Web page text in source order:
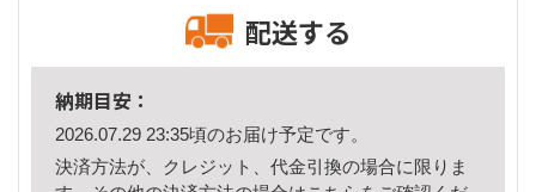
配送する
納期目安：
2026.07.29 23:35頃のお届け予定です。
決済方法が、クレジット、代金引換の場合に限りま